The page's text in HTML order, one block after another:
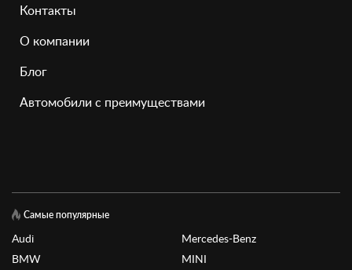
Контакты
О компании
Блог
Автомобили с преимуществами
Самые популярные
Audi
BMW
Mercedes-Benz
MINI